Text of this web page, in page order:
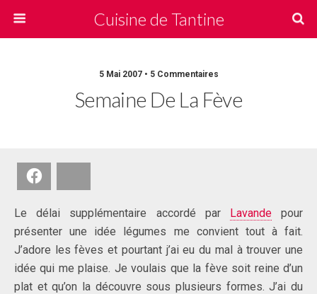
Cuisine de Tantine
5 Mai 2007 • 5 Commentaires
Semaine De La Fève
Le délai supplémentaire accordé par Lavandepour
présenter une idée légumes me convient tout à fait.
J’adore les fèves et pourtant j’ai eu du mal à trouver une
idée qui me plaise. Je voulais que la fève soit reine d’un
plat et qu’on la découvre sous plusieurs formes. J’ai du